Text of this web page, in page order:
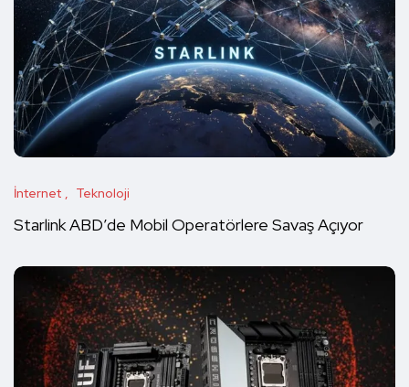
İnternet Teknoloji
Starlink ABD’de Mobil Operatörlere Savaş Açıyor